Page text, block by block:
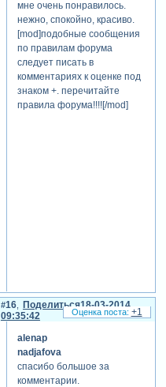
мне очень понравилось.
нежно, спокойно, красиво.
[mod]подобные сообщения
по правилам форума
следует писать в
комментариях к оценке под
знаком +. перечитайте
правила форума!!!![/mod]
Поделиться
16
18-03-2014
09:35:42
alenap
nadjafova
спасибо большое за
комментарии.
+1